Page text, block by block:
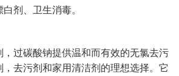
剂、卫生消毒。
过碳酸钠提供温和而有效的无氯去污
去污剂和家用清洁剂的理想选择。它